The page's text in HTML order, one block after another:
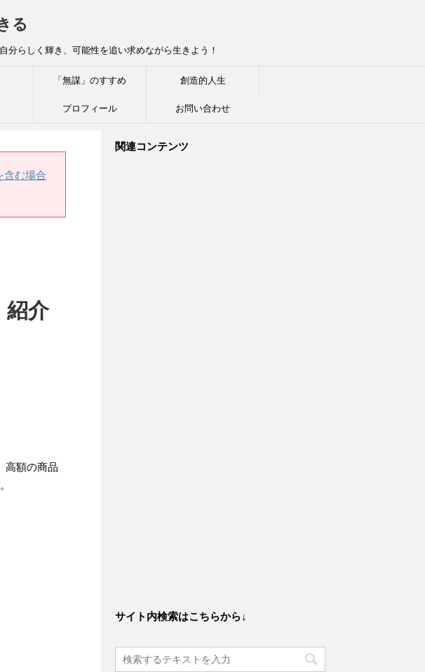
る
らしく輝き、可能性を追い求めながら生きよう！
「無謀」のすすめ 創造的人生
プロフィール お問い合わせ
含む場合
紹介
高額の商品
関連コンテンツ
サイト内検索はこちらから↓